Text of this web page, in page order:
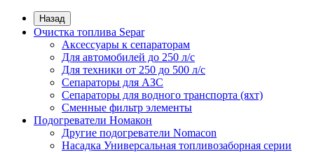
Назад
Очистка топлива Separ
Аксессуары к сепараторам
Для автомобилей до 250 л/с
Для техники от 250 до 500 л/с
Сепараторы для АЗС
Сепараторы для водного транспорта (яхт)
Сменные фильтр элементы
Подогреватели Номакон
Другие подогреватели Nomacon
Насадка Универсальная топливозаборная серии